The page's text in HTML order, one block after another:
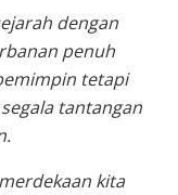
dengan
penuh
tetapi
tantangan
kita